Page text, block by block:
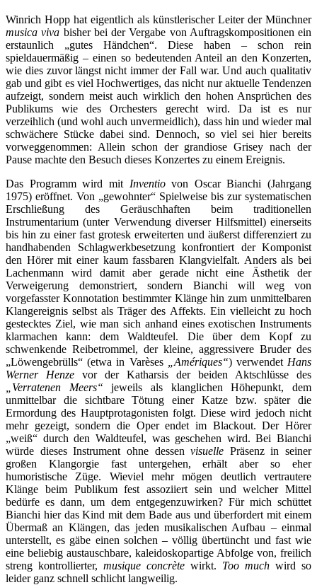
Winrich Hopp hat eigentlich als künstlerischer Leiter der Münchner
musica viva bisher bei der Vergabe von Auftragskompositionen ein
erstaunlich „gutes Händchen“. Diese haben – schon rein
spieldauermäßig – einen so bedeutenden Anteil an den Konzerten,
wie dies zuvor längst nicht immer der Fall war. Und auch qualitativ
gab und gibt es viel Hochwertiges, das nicht nur aktuelle Tendenzen
aufzeigt, sondern meist auch wirklich den hohen Ansprüchen des
Publikums wie des Orchesters gerecht wird. Da ist es nur
verzeihlich (und wohl auch unvermeidlich), dass hin und wieder mal
schwächere Stücke dabei sind. Dennoch, so viel sei hier bereits
vorweggenommen: Allein schon der grandiose Grisey nach der
Pause machte den Besuch dieses Konzertes zu einem Ereignis.
Das Programm wird mit Inventiovon Oscar Bianchi (Jahrgang
1975) eröffnet. Von „gewohnter“ Spielweise bis zur systematischen
Erschließung des Geräuschhaften beim traditionellen
Instrumentarium (unter Verwendung diverser Hilfsmittel) einerseits
bis hin zu einer fast grotesk erweiterten und äußerst differenziert zu
handhabenden Schlagwerkbesetzung konfrontiert der Komponist
den Hörer mit einer kaum fassbaren Klangvielfalt. Anders als bei
Lachenmann wird damit aber gerade nicht eine Ästhetik der
Verweigerung demonstriert, sondern Bianchi will weg von
vorgefasster Konnotation bestimmter Klänge hin zum unmittelbaren
Klangereignis selbst als Träger des Affekts. Ein vielleicht zu hoch
gestecktes Ziel, wie man sich anhand eines exotischen Instruments
klarmachen kann: dem Waldteufel. Die über dem Kopf zu
schwenkende Reibetrommel, der kleine, aggressivere Bruder des
„Löwengebrülls“ (etwa in Varèses
„Amériques“) verwendet Hans
Werner Henze vor der Katharsis der beiden Aktschlüsse des
„Verratenen Meers“jeweils als klanglichen Höhepunkt, dem
unmittelbar die sichtbare Tötung einer Katze bzw. später die
Ermordung des Hauptprotagonisten folgt. Diese wird jedoch nicht
mehr gezeigt, sondern die Oper endet im Blackout. Der Hörer
„weiß“ durch den Waldteufel, was geschehen wird. Bei Bianchi
würde dieses Instrument ohne dessenvisuelle Präsenz in seiner
großen Klangorgie fast untergehen, erhält aber so eher
humoristische Züge. Wieviel mehr mögen deutlich vertrautere
Klänge beim Publikum fest assoziiert sein und welcher Mittel
bedürfe es dann, um dem entgegenzuwirken? Für mich schüttet
Bianchi hier das Kind mit dem Bade aus und überfordert mit einem
Übermaß an Klängen, das jeden musikalischen Aufbau – einmal
unterstellt, es gäbe einen solchen – völlig übertüncht und fast wie
eine beliebig austauschbare, kaleidoskopartige Abfolge von, freilich
streng kontrollierter, musique concrète wirkt. Too much wird so
leider ganz schnell schlicht langweilig.